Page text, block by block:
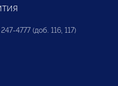
4777 (доб. 116, 117)